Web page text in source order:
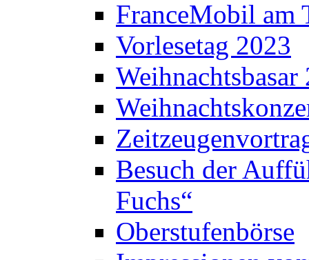
FranceMobil am
Vorlesetag 2023
Weihnachtsbasar
Besuch der
Fuchs“
Oberstufenbörse